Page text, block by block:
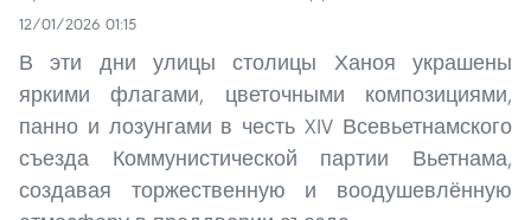
12/01/2026 01:15
В эти дни улицы столицы Ханоя украшены
яркими флагами, цветочными композициями,
панно и лозунгами в честь XIV Всевьетнамского
съезда Коммунистической партии Вьетнама,
создавая торжественную и воодушевлённую